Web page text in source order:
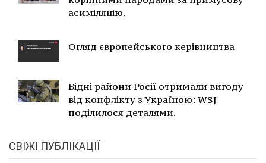
асиміляцію.
Огляд європейського керівництва
Бідні райони Росії отримали вигоду
від конфлікту з Україною: WSJ
поділилося деталями.
СВІЖІ ПУБЛІКАЦІЇ